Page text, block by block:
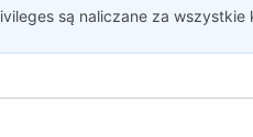
są naliczane za